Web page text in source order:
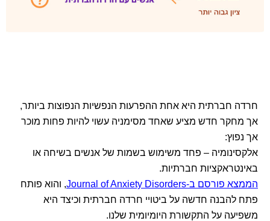
חרדה חברתית היא אחת ההפרעות הנפשיות הנפוצות ביותר,
אך מחקר חדש מציע שאחד מסימניה עשוי להיות פחות מוכר
אך נפוץ:
אלקסינומיה – פחד משימוש בשמות של אנשים בשיחה או
באינטראקציות חברתיות.
הממצא פורסם ב-Journal of Anxiety Disorders
, והוא פותח
פתח להבנה חדשה על ביטויי חרדה חברתית וכיצד היא
משפיעה על התקשורת היומיומית שלנו.